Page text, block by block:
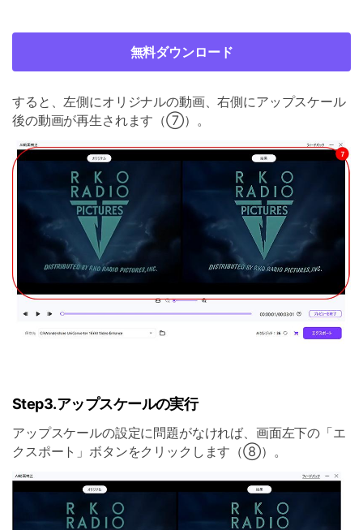
無料ダウンロード
すると、左側にオリジナルの動画、右側にアップスケール
後の動画が再生されます（⑦）。
Step3.アップスケールの実行
アップスケールの設定に問題がなければ、画面左下の「エ
クスポート」ボタンをクリックします（⑧）。